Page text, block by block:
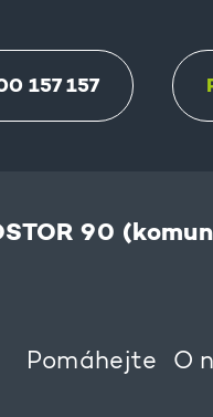
157 157
90
Pomáhejte O